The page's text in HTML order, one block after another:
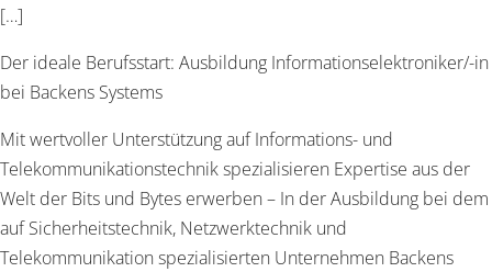
[…]
Der ideale Berufsstart: Ausbildung Informationselektroniker/-in
bei Backens Systems
Mit wertvoller Unterstützung auf Informations- und
Telekommunikationstechnik spezialisieren Expertise aus der
Welt der Bits und Bytes erwerben – In der Ausbildung bei dem
auf Sicherheitstechnik, Netzwerktechnik und
Telekommunikation spezialisierten Unternehmen Backens